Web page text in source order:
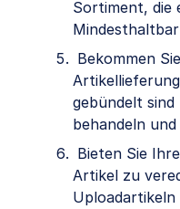
Sortiment, die
Bekommen
gebündelt sind
behandeln
Bieten Sie
Artikel zu
Uploadartikeln